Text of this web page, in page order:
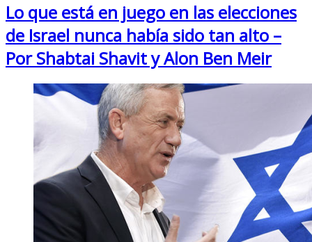
Lo que está en juego en las elecciones
de Israel nunca había sido tan alto –
Por Shabtai Shavit y Alon Ben Meir